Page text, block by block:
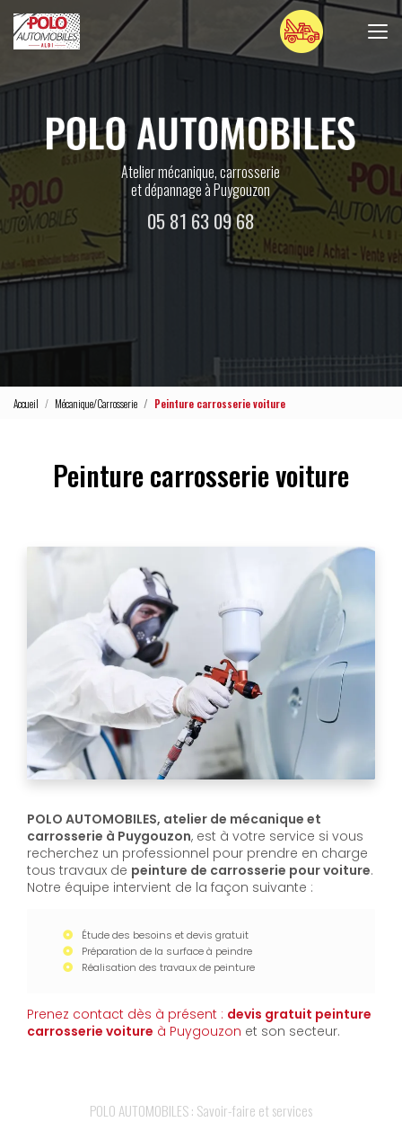
au
contenu
Atelier mécanique, carrosserie
et dépannage à Puygouzon
05 81 63 09 68
Accueil Mécanique/Carrosserie Peinture carrosserie voiture
Peinture carrosserie voiture
POLO AUTOMOBILES, atelier de mécanique et
carrosserie à Puygouzon, est à votre service si vous
recherchez un professionnel pour prendre en charge
tous travaux de peinture de carrosserie pour voiture.
Notre équipe intervient de la façon suivante :
Étude des besoins et devis gratuit
Préparation de la surface à peindre
Réalisation des travaux de peinture
Prenez contact dès à présent : devis gratuit peinture
carrosserie voiture à Puygouzon et son secteur.
POLO AUTOMOBILES : Savoir-faire et services